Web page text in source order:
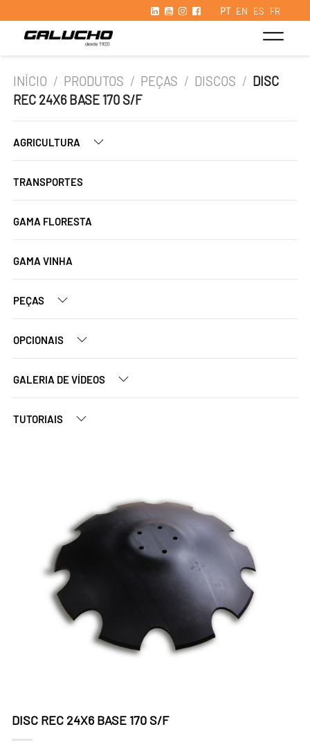
PT EN ES FR
INÍCIO / PRODUTOS / PEÇAS / DISCOS / DISC
REC 24X6 BASE 170 S/F
AGRICULTURA
TRANSPORTES
GAMA FLORESTA
GAMA VINHA
PEÇAS
OPCIONAIS
GALERIA DE VÍDEOS
TUTORIAIS
DISC REC 24X6 BASE 170 S/F